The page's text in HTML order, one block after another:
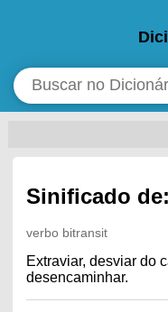
Sinificado
verbo bitransit
Extraviar, desviar do
desencaminhar.